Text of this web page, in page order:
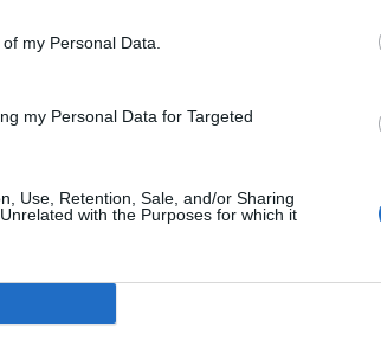
my Personal Data.
my Personal Data for Targeted
Use, Retention, Sale, and/or Sharing
with the Purposes for which it